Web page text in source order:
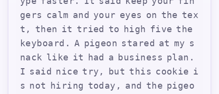
ge rs calm and your eyes on t he tex
t , t hen it t ried to high five t he
keyboa rd . A pigeon sta red at my s
nack li ke it had a busines s plan .
I said nice t ry , but t his cookie i
s not hi ring tod ay , and t he pigeo